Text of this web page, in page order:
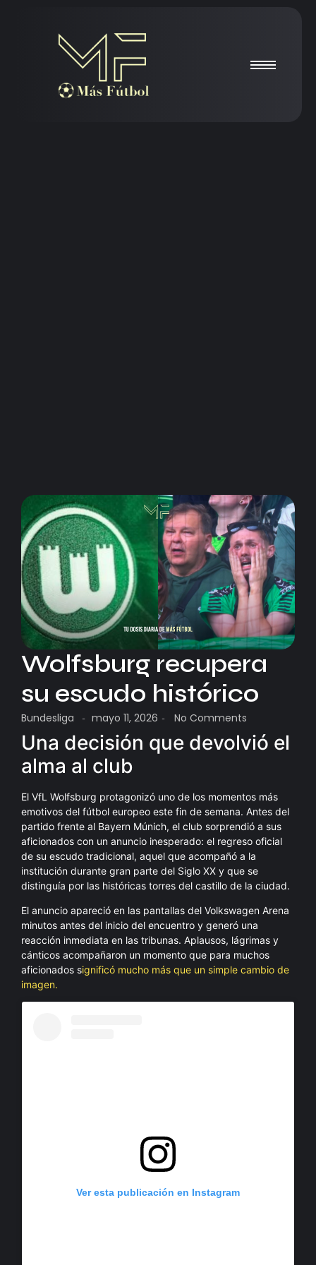
Wolfsburg recupera
su escudo histórico
Bundesliga - mayo 11, 2026 - No Comments
Una decisión que devolvió el
alma al club
El VfL Wolfsburg protagonizó uno de los momentos más
emotivos del fútbol europeo este fin de semana. Antes del
partido frente al Bayern Múnich, el club sorprendió a sus
aficionados con un anuncio inesperado: el regreso oficial
de su escudo tradicional, aquel que acompañó a la
institución durante gran parte del Siglo XX y que se
distinguía por las históricas torres del castillo de la ciudad.
El anuncio apareció en las pantallas del Volkswagen Arena
minutos antes del inicio del encuentro y generó una
reacción inmediata en las tribunas. Aplausos, lágrimas y
cánticos acompañaron un momento que para muchos
aficionados significó mucho más que un simple cambio de
imagen.
Ver esta publicación en Instagram